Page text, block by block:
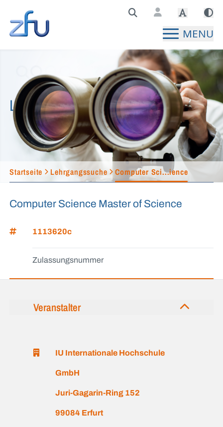
Zentralstelle für Fernunterricht Hauptseite
MENU
Lehrgangssuche
Startseite Lehrgangssuche Computer Sci...ience
Computer Science Master of Science
1113620c
Zulassungsnummer
Veranstalter
IU Internationale Hochschule
GmbH
Juri-Gagarin-Ring 152
99084 Erfurt